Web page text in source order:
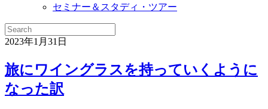
セミナー＆スタディ・ツアー
2023年1月31日
旅にワイングラスを持っていくように
なった訳